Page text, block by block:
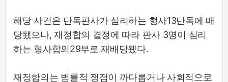
해당 사건은 단독판사가 심리하는 형사13단독에 배
당됐으나, 재정합의 결정에 따라 판사 3명이 심리
하는 형사합의29부로 재배당됐다.
재정합의는 법률적 쟁점이 까다롭거나 사회적으로